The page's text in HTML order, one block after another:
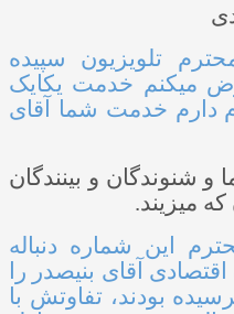
تلویزیون سپیده
می­کنم خدمت یکایک
دارم خدمت شما آقای
شنوندگان و بینندگان
می­زیند.
این شماره دنباله
آقای بنی­صدر را
بودند، تفاوتش با